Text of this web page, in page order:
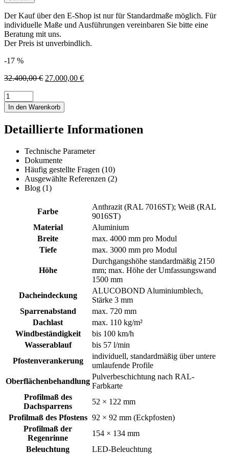
Der Kauf über den E-Shop ist nur für Standardmaße möglich. Für
individuelle Maße und Ausführungen vereinbaren Sie bitte eine
Beratung mit uns.
Der Preis ist unverbindlich.
-17 %
32.400,00€ Ursprünglicher
32.400,00 €
27.000,00 €Aktueller
MULTIBLOCK
|
Gartenhaus
Aluminium
Fitness
Wellness
Office
In den Warenkorb
Detaillierte Informationen
Technische Parameter
Dokumente
Häufig gestellte Fragen (10)
Ausgewählte Referenzen (2)
Blog (1)
Farbe
Anthrazit (RAL 7016ST); Weiß (RAL
9016ST)
Material
Aluminium
Breite
max. 4000 mm pro Modul
Tiefe
max. 3000 mm pro Modul
Höhe
Durchgangshöhe standardmäßig 2150
mm; max. Höhe der Umfassungswand
1500 mm
Dacheindeckung
ALUCOBOND Aluminiumblech,
Stärke 3 mm
Sparrenabstand
max. 720 mm
Dachlast
max. 110 kg/m²
Windbeständigkeit
bis 100 km/h
Wasserablauf
bis 57 l/min
Pfostenverankerung
individuell, standardmäßig über untere
umlaufende Profile
Oberflächenbehandlung
Pulverbeschichtung nach RAL-
Farbkarte
Profilmaß des
Dachsparrens
52 × 122 mm
Profilmaß des Pfostens 92 × 92 mm (Eckpfosten)
Profilmaß der
Regenrinne
154 × 134 mm
Beleuchtung
LED-Beleuchtung